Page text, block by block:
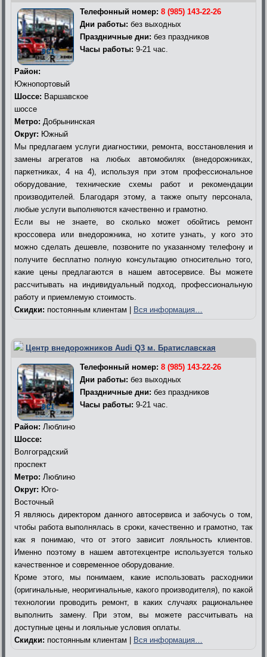
Телефонный номер: 8 (985) 143-22-26
Дни работы: без выходных
Праздничные дни: без праздников
Часы работы: 9-21 час.
Район:
Южнопортовый
Шоссе: Варшавское
шоссе
Метро: Добрынинская
Округ: Южный
Мы предлагаем услуги диагностики, ремонта, восстановления и
замены агрегатов на любых автомобилях (внедорожниках,
паркетниках, 4 на 4), используя при этом профессиональное
оборудование, технические схемы работ и рекомендации
производителей. Благодаря этому, а также опыту персонала,
любые услуги выполняются качественно и грамотно.
Если вы не знаете, во сколько может обойтись ремонт
кроссовера или внедорожника, но хотите узнать, у кого это
можно сделать дешевле, позвоните по указанному телефону и
получите бесплатно полную консультацию относительно того,
какие цены предлагаются в нашем автосервисе. Вы можете
рассчитывать на индивидуальный подход, профессиональную
работу и приемлемую стоимость.
Скидки: постоянным клиентам | Вся информация…
Центр внедорожников Audi Q3 м. Братиславская
Телефонный номер: 8 (985) 143-22-26
Дни работы: без выходных
Праздничные дни: без праздников
Часы работы: 9-21 час.
Район: Люблино
Шоссе:
Волгоградский
проспект
Метро: Люблино
Округ: Юго-
Восточный
Я являюсь директором данного автосервиса и забочусь о том,
чтобы работа выполнялась в сроки, качественно и грамотно, так
как я понимаю, что от этого зависит лояльность клиентов.
Именно поэтому в нашем автотехцентре используется только
качественное и современное оборудование.
Кроме этого, мы понимаем, какие использовать расходники
(оригинальные, неоригинальные, какого производителя), по какой
технологии проводить ремонт, в каких случаях рациональнее
выполнить замену. При этом, вы можете рассчитывать на
доступные цены и лояльные условия оплаты.
Скидки: постоянным клиентам | Вся информация…